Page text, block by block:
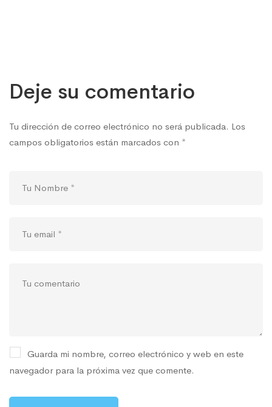
Deje su comentario
Tu dirección de correo electrónico no será publicada. Los
campos obligatorios están marcados con *
Guarda mi nombre, correo electrónico y web en este
navegador para la próxima vez que comente.